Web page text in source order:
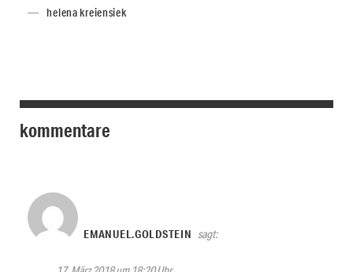
helena kreiensiek
kommentare
EMANUEL.GOLDSTEIN sagt: